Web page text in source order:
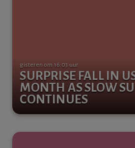
SURPRISE FALL IN
MONTH AS SLOW
CONTINUES
gisteren om 16:03 uur